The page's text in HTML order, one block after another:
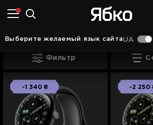
Выберите желаемый язык сайтаUA
Смарт-часы в Нововолынске
Смарт-часы Google Pixel
Фильтр
-1 340 ₴ -2 250